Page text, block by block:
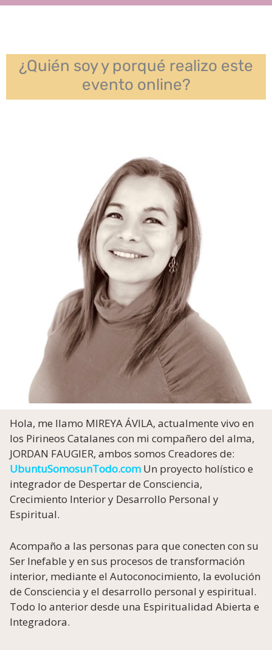
¿Quién soy y porqué realizo este
evento online?
Hola, me llamo MIREYA ÁVILA, actualmente vivo en
los Pirineos Catalanes con mi compañero del alma,
JORDAN FAUGIER, ambos somos Creadores de:
UbuntuSomosunTodo.com Un proyecto holístico e
integrador de Despertar de Consciencia,
Crecimiento Interior y Desarrollo Personal y
Espiritual.
Acompaño a las personas para que conecten con su
Ser Inefable y en sus procesos de transformación
interior, mediante el Autoconocimiento, la evolución
de Consciencia y el desarrollo personal y espiritual.
Todo lo anterior desde una Espiritualidad Abierta e
Integradora.